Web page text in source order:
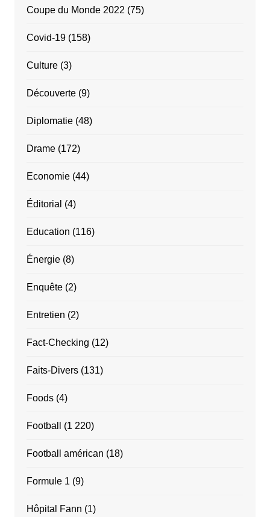
Coupe du Monde 2022 (75)
Covid-19(158)
Culture(3)
Découverte(9)
Diplomatie(48)
Drame(172)
Economie(44)
Éditorial (4)
Education (116)
Énergie(8)
Enquête(2)
Entretien (2)
Fact-Checking (12)
Faits-Divers(131)
Foods(4)
Football (1 220)
Football américan (18)
Formule 1 (9)
Hôpital Fann (1)